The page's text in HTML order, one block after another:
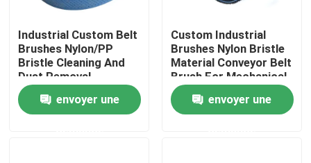
Aperçu
Produits
Industrial Custom Belt
Brushes Nylon/PP
Bristle Cleaning And
Dust Removal
Conveyor Belt Brush
For Transmission And
Transportation
envoyer une
Custom Industrial
Brushes Nylon Bristle
Material Conveyor Belt
Brush For Mechanical
Support And
Conveyingenvoyer une